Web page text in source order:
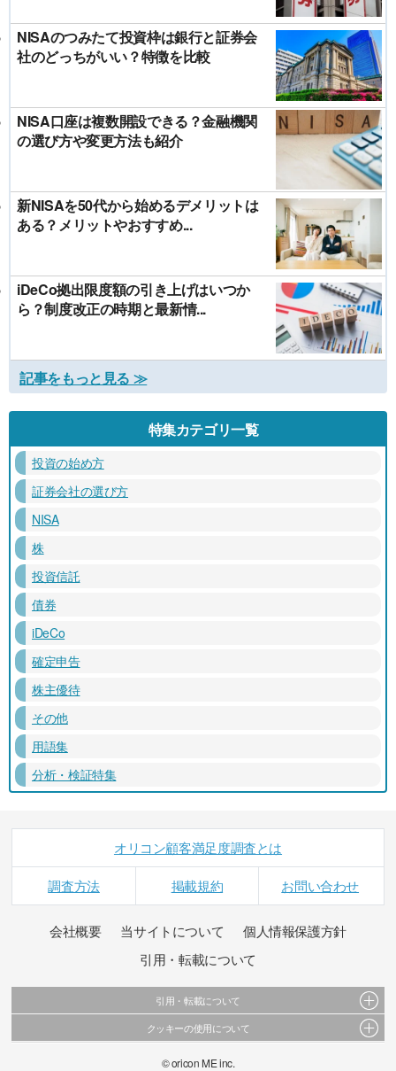
NISAのつみたて投資枠は銀行と証券会
社のどっちがいい？特徴を比較
NISA口座は複数開設できる？金融機関
の選び方や変更方法も紹介
新NISAを50代から始めるデメリットは
ある？メリットやおすすめ...
iDeCo拠出限度額の引き上げはいつか
ら？制度改正の時期と最新情...
記事をもっと見る ≫
特集カテゴリ一覧
投資の始め方
証券会社の選び方
NISA
株
投資信託
債券
iDeCo
確定申告
株主優待
その他
用語集
分析・検証特集
オリコン顧客満足度調査とは
調査方法 掲載規約 お問い合わせ
会社概要 当サイトについて
個人情報保護方針
引用・転載について
引用・転載について
当サイトで公開されている情報（文字、写真、イラスト、画像データ等）及びこれらの配
置・編集および構造などについての著作権は株式会社oricon MEに帰属しております。
これらの情報を権利者の許可なく無断転載・複製などの二次利用を行うことは固く禁じてお
クッキーの使用について
このサイトでは Cookie を使用して、ユーザーに合わせたコンテンツや広告の表示、ソーシャ
© oricon ME inc.